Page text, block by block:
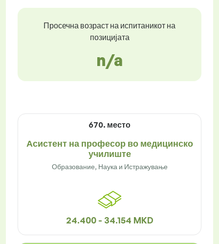
Просечна возраст на испитаникот на
позицијата
n/a
670. место
Асистент на професор во медицинско
училиште
Образование, Наука и Истражување
24.400 - 34.154 MKD